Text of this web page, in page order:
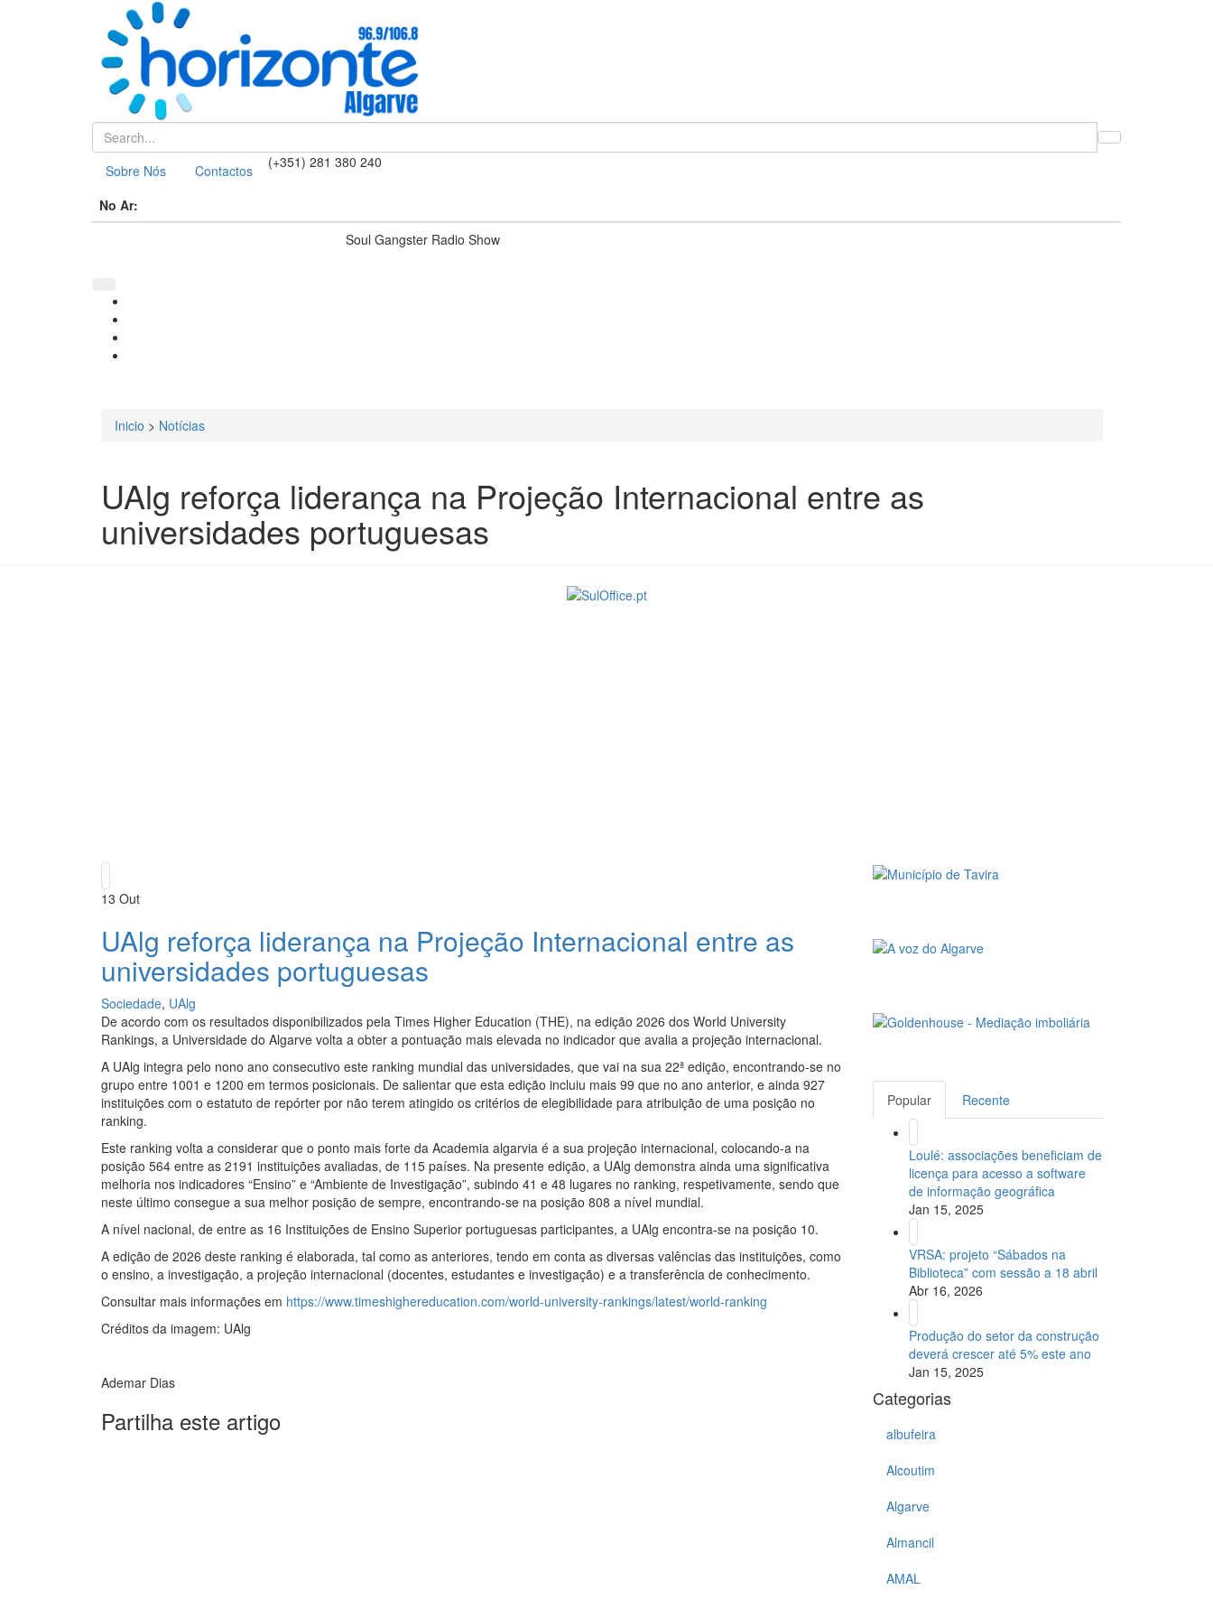
Sobre Nós Contactos (+351) 281 380 240
No Ar:
Soul Gangster Radio Show
Está aqui
Inicio > Notícias
UAlg reforça liderança na Projeção Internacional entre as
universidades portuguesas
13 Out
UAlg reforça liderança na Projeção Internacional entre as
universidades portuguesas
Sociedade, UAlg
De acordo com os resultados disponibilizados pela Times Higher Education (THE), na edição 2026 dos World University
Rankings, a Universidade do Algarve volta a obter a pontuação mais elevada no indicador que avalia a projeção internacional.
A UAlg integra pelo nono ano consecutivo este ranking mundial das universidades, que vai na sua 22ª edição, encontrando-se no
grupo entre 1001 e 1200 em termos posicionais. De salientar que esta edição incluiu mais 99 que no ano anterior, e ainda 927
instituições com o estatuto de repórter por não terem atingido os critérios de elegibilidade para atribuição de uma posição no
ranking.
Este ranking volta a considerar que o ponto mais forte da Academia algarvia é a sua projeção internacional, colocando-a na
posição 564 entre as 2191 instituições avaliadas, de 115 países. Na presente edição, a UAlg demonstra ainda uma significativa
melhoria nos indicadores “Ensino” e “Ambiente de Investigação”, subindo 41 e 48 lugares no ranking, respetivamente, sendo que
neste último consegue a sua melhor posição de sempre, encontrando-se na posição 808 a nível mundial.
A nível nacional, de entre as 16 Instituições de Ensino Superior portuguesas participantes, a UAlg encontra-se na posição 10.
A edição de 2026 deste ranking é elaborada, tal como as anteriores, tendo em conta as diversas valências das instituições, como
o ensino, a investigação, a projeção internacional (docentes, estudantes e investigação) e a transferência de conhecimento.
Consultar mais informações em https://www.timeshighereducation.com/world-university-rankings/latest/world-ranking
Créditos da imagem: UAlg
Ademar Dias
Partilha este artigo
Popular Recente
Loulé: associações beneficiam de
licença para acesso a software
de informação geográfica
Jan 15, 2025
VRSA: projeto “Sábados na
Biblioteca” com sessão a 18 abril
Abr 16, 2026
Produção do setor da construção
deverá crescer até 5% este ano
Jan 15, 2025
Categorias
albufeira
Alcoutim
Algarve
Almancil
AMAL